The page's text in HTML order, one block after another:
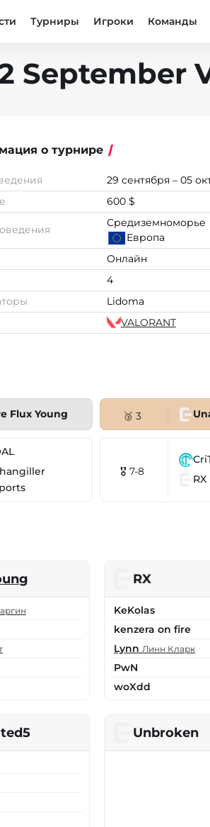
Турниры Игроки Команды
September
о турнире
29 сентября – 05
600 $
Средиземноморье
Европа
Онлайн
4
Lidoma
VALORANT
Flux Young 🥉 3
🎖 7-8
RX
RX
KeKolas
kenzera on fire
Lynn Линн Кларк
PwN
woXdd
Unbroken